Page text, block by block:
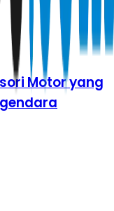
Motor yang